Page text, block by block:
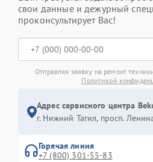
свои данные и дежурный
проконсультирует Вас!
Отправляя заявку на ремонт
Политикой
Адрес сервисного центра
г. Нижний Тагил, просп.
Горячая линия
+7 (800) 301-55-83